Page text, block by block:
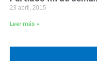
23 abril, 2015
Leer más »